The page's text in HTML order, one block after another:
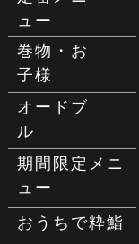
ュー
巻物・お
子様
オードブ
ル
期間限定メニ
ュー
おうちで粋鮨